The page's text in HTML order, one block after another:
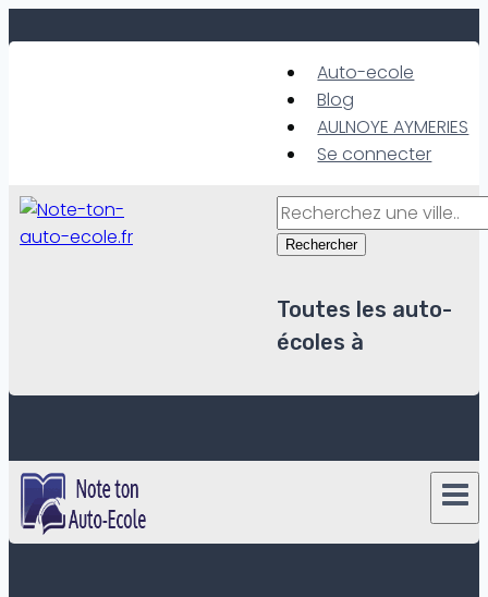
to
Auto-ecole
Blog
AULNOYE AYMERIES
Se connecter
Rechercher
Toutes les auto-
écoles à